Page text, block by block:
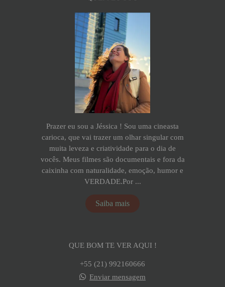
Prazer eu sou a Jéssica ! Sou uma cineasta
carioca, que vai trazer um olhar singular com
muita leveza e criatividade para o dia de
vocês. Meus filmes são documentais e fora da
caixinha com naturalidade, emoção, humor e
VERDADE.Por ...
Saiba mais
QUE BOM TE VER AQUI !
+55 (21) 992160666
Enviar mensagem